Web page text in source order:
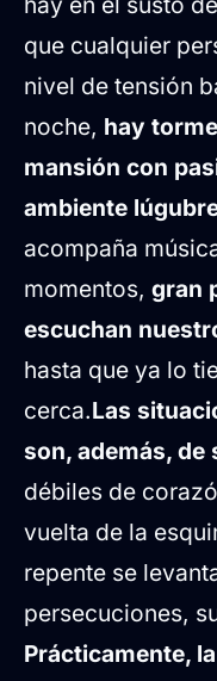
que cualquier
nivel de tensión
noche, hay
mansión con
ambiente
acompaña
momentos, gran
escuchan
hasta que ya lo
cerca.Las
son, además, de
débiles de
vuelta de la
repente se
persecuciones,
Prácticamente,